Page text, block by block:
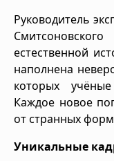
Руководитель
естественной
наполнена
которых
Каждое новое
от странных
Уникальные